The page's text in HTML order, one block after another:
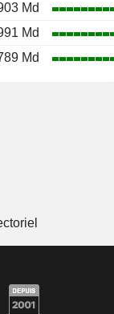
Md
Md
Md